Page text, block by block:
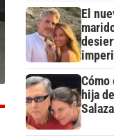
El
Cómo
hija